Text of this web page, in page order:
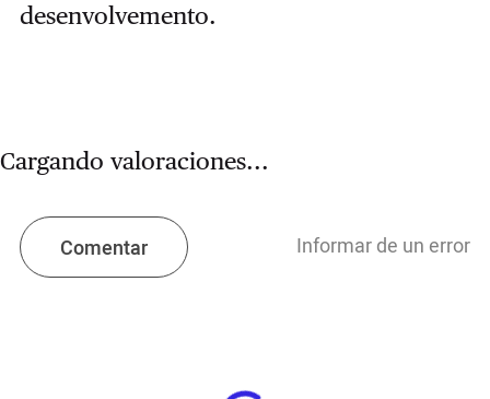
desenvolvemento.
Cargando valoraciones...
Comentar Informar de un error